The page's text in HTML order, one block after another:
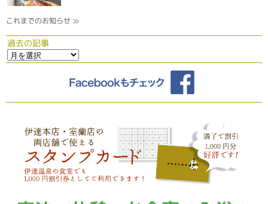
これまでのお知らせ ≫
過去の記事